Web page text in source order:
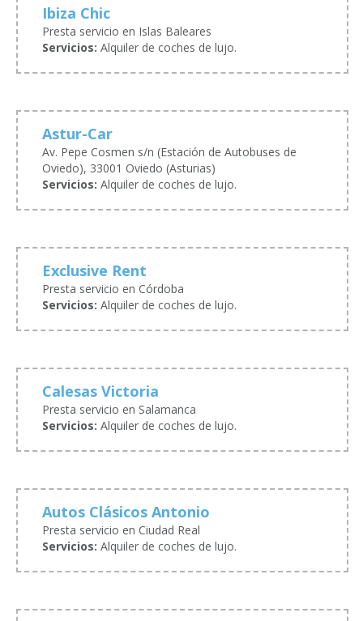
Ibiza Chic
Presta servicio en Islas Baleares
Servicios: Alquiler de coches de lujo.
Astur-Car
Av. Pepe Cosmen s/n (Estación de Autobuses de
Oviedo), 33001 Oviedo (Asturias)
Servicios: Alquiler de coches de lujo.
Exclusive Rent
Presta servicio en Córdoba
Servicios: Alquiler de coches de lujo.
Calesas Victoria
Presta servicio en Salamanca
Servicios: Alquiler de coches de lujo.
Autos Clásicos Antonio
Presta servicio en Ciudad Real
Servicios: Alquiler de coches de lujo.